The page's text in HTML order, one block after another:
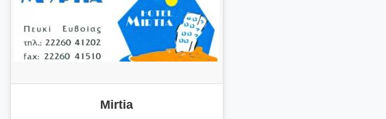
Mirtia